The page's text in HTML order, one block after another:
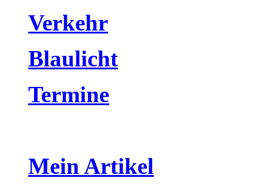
Verkehr
Blaulicht
Termine
Mein Artikel